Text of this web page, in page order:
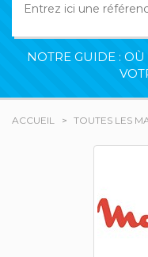
NOTRE GUIDE :
ACCUEIL TOUTES LES